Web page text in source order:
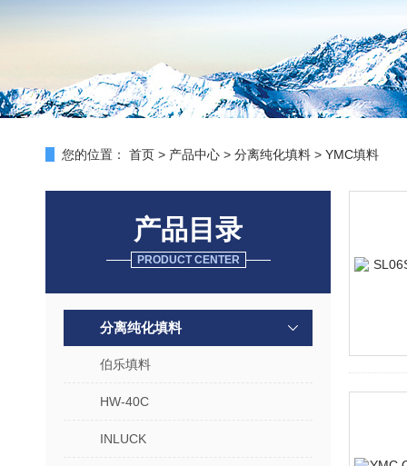
您的位置： 首页 > 产品中心 > 分离纯化填料 > YMC填料
产品目录
PRODUCT CENTER
分离纯化填料
伯乐填料
HW-40C
INLUCK